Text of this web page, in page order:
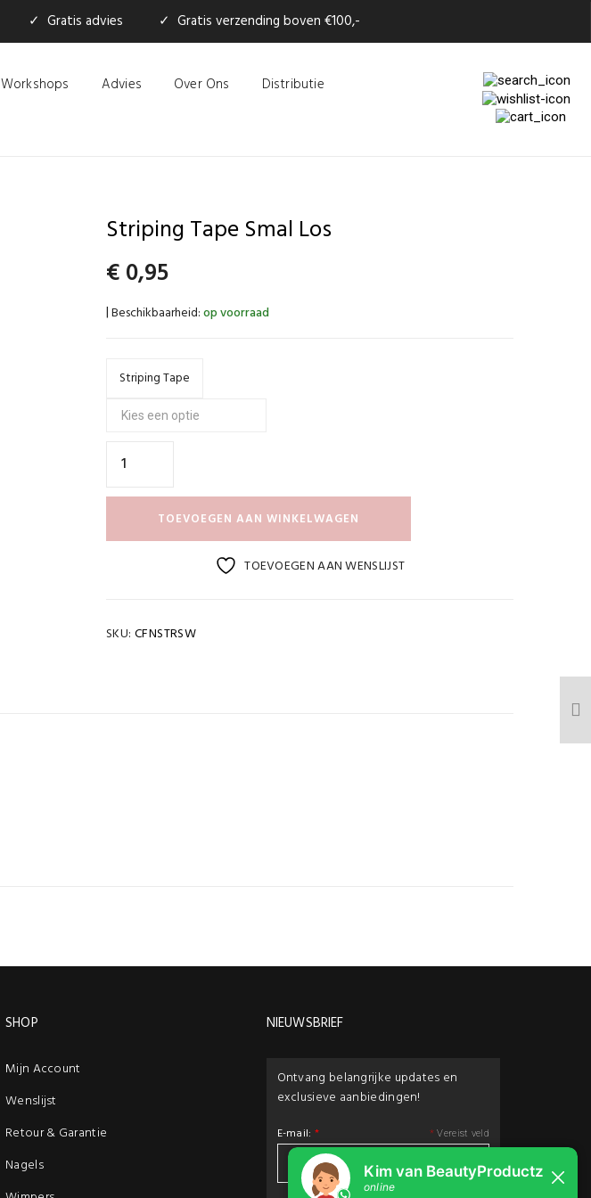
✓ Gratis advies ✓ Gratis verzending boven €100,-
Workshops Advies Over Ons Distributie
Striping Tape Smal Los
€0,95
Beschikbaarheid:op voorraad
Striping Tape
TOEVOEGEN AAN WINKELWAGEN
TOEVOEGEN AAN WENSLIJST
SKU: CFNSTRSW
SHOP
Mijn Account
Wenslijst
Retour & Garantie
Nagels
NIEUWSBRIEF
Ontvang belangrijke updates en
exclusieve aanbiedingen!
* Vereist veld
E-mail: *